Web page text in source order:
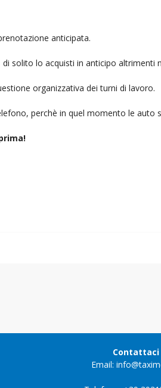
anticipata.
solito lo acquisti in anticipo altrimenti
organizzativa dei turni di lavoro.
perchè in quel momento le auto
Contattaci
Email: